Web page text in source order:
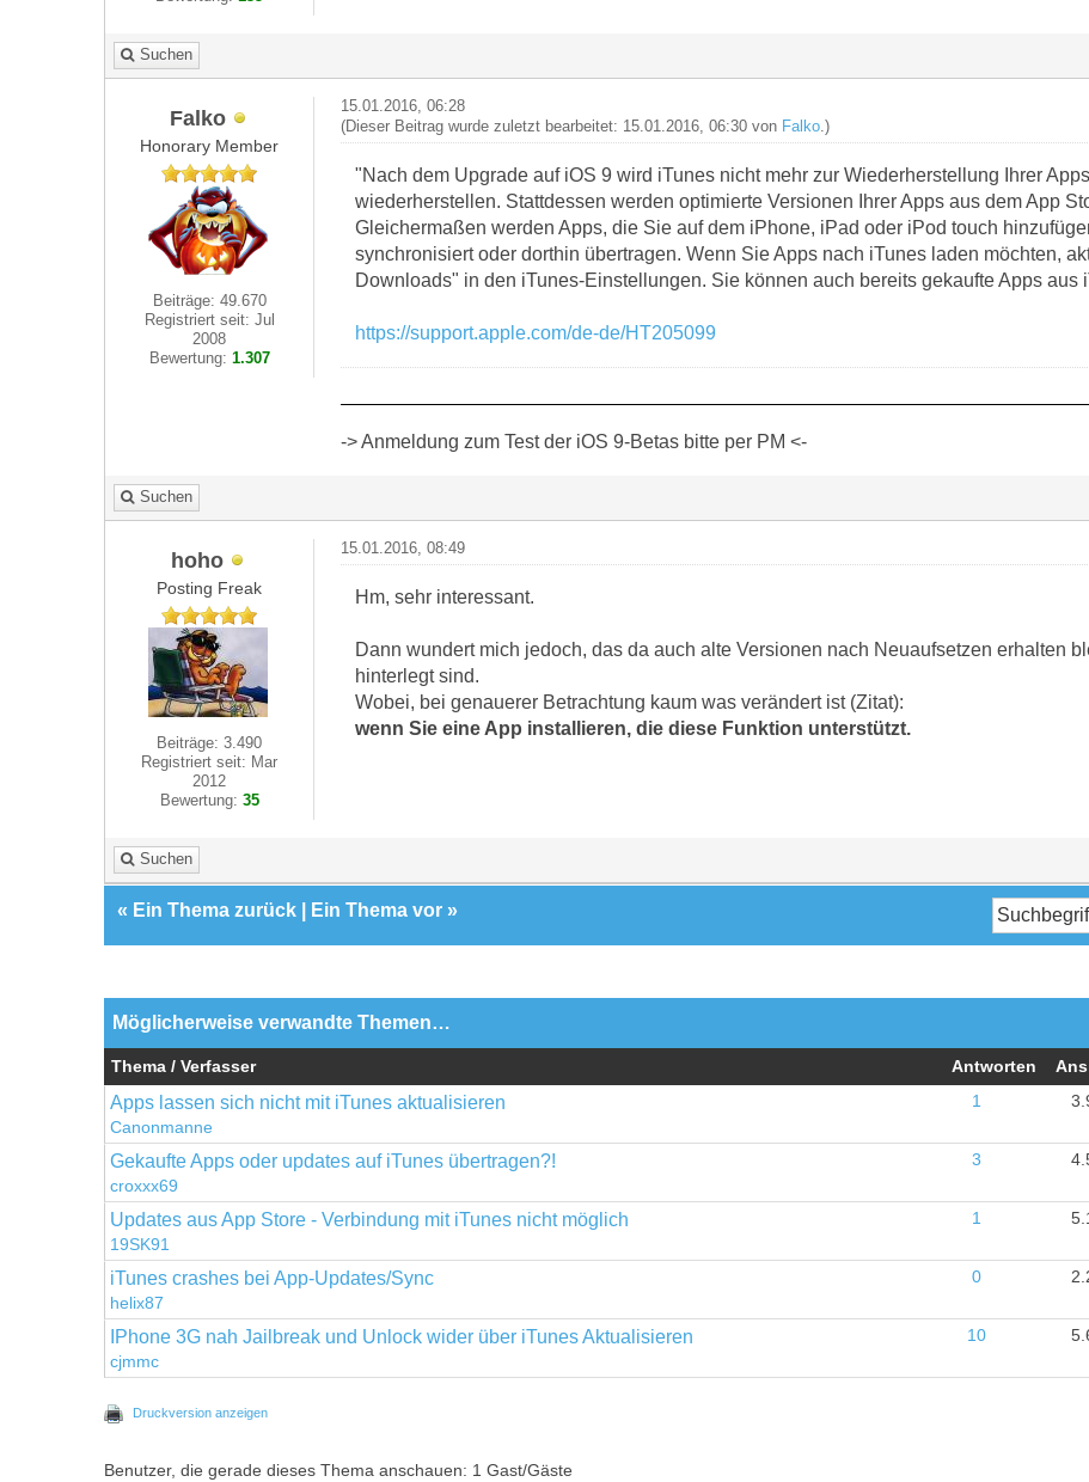
Suchen
Falko
Honorary Member
Beiträge: 49.670
Registriert seit: Jul
2008
Bewertung: 1.307
15.01.2016, 06:28
(Dieser Beitrag wurde zuletzt bearbeitet: 15.01.2016, 06:30 von Falko.)
"Nach dem Upgrade auf iOS 9 wird iTunes nicht mehr zur Wiederherstellung Ihrer
wiederherstellen. Stattdessen werden optimierte Versionen Ihrer Apps aus dem App
Gleichermaßen werden Apps, die Sie auf dem iPhone, iPad oder iPod touch
synchronisiert oder dorthin übertragen. Wenn Sie Apps nach iTunes laden möchten,
Downloads" in den iTunes-Einstellungen. Sie können auch bereits gekaufte Apps aus
https://support.apple.com/de-de/HT205099
-> Anmeldung zum Test der iOS 9-Betas bitte per PM <-
Suchen
hoho
Posting Freak
Beiträge: 3.490
Registriert seit: Mar
2012
Bewertung: 35
15.01.2016, 08:49
Hm, sehr interessant.
Dann wundert mich jedoch, das da auch alte Versionen nach Neuaufsetzen erhalten
hinterlegt sind.
Wobei, bei genauerer Betrachtung kaum was verändert ist (Zitat):
wenn Sie eine App installieren, die diese Funktion unterstützt.
Suchen
« Ein Thema zurück Ein Thema vor »
Möglicherweise verwandte Themen…
Thema / Verfasser Antworten
Apps lassen sich nicht mit iTunes aktualisieren
Canonmanne
1
Gekaufte Apps oder updates auf iTunes übertragen?!
croxxx69
3
Updates aus App Store - Verbindung mit iTunes nicht möglich
19SK91
1
iTunes crashes bei App-Updates/Sync
helix87
0
IPhone 3G nah Jailbreak und Unlock wider über iTunes Aktualisieren
cjmmc
10
Druckversion anzeigen
Benutzer, die gerade dieses Thema anschauen: 1 Gast/Gäste